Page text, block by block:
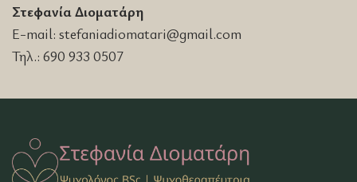
Στεφανία Διοματάρη
E-mail: stefaniadiomatari@gmail.com
Τηλ.: 690 933 0507